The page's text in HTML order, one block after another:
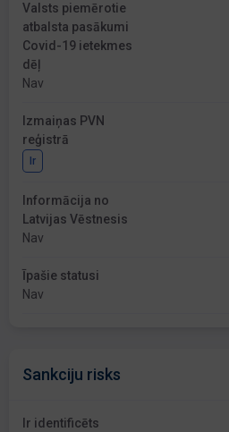
Valsts piemērotie
atbalsta pasākumi
Covid-19 ietekmes
dēļ
Nav
Izmaiņas PVN
reģistrā
Ir
Informācija no
Latvijas Vēstnesis
Nav
Īpašie statusi
Nav
Sankciju risks
Ir identificēts